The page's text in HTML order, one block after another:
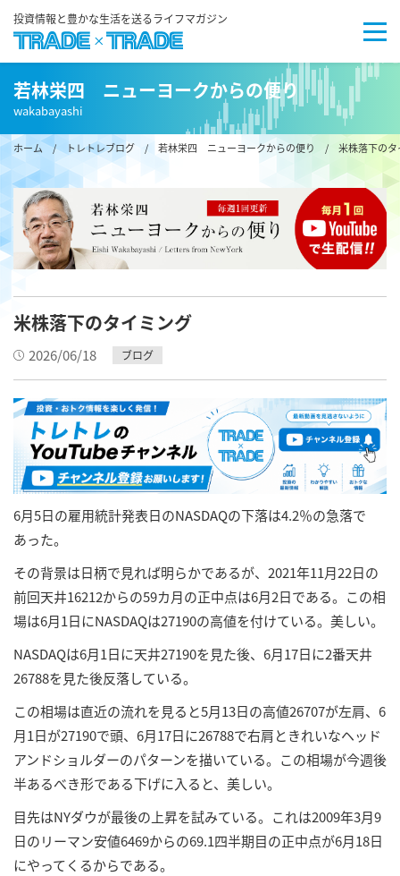
投資情報と豊かな生活を送るライフマガジン
若林栄四 ニューヨークからの便り
wakabayashi
ホーム/ トレトレブログ / 若林栄四 ニューヨークからの便り / 米株落下のタ
米株落下のタイミング
2026/06/18 ブログ
6月5日の雇用統計発表日のNASDAQの下落は4.2％の急落で
あった。
その背景は日柄で見れば明らかであるが、2021年11月22日の
前回天井16212からの59カ月の正中点は6月2日である。この相
場は6月1日にNASDAQは27190の高値を付けている。美しい。
NASDAQは6月1日に天井27190を見た後、6月17日に2番天井
26788を見た後反落している。
この相場は直近の流れを見ると5月13日の高値26707が左肩、6
月1日が27190で頭、6月17日に26788で右肩ときれいなヘッド
アンドショルダーのパターンを描いている。この相場が今週後
半あるべき形である下げに入ると、美しい。
目先はNYダウが最後の上昇を試みている。これは2009年3月9
日のリーマン安値6469からの69.1四半期目の正中点が6月18日
にやってくるからである。